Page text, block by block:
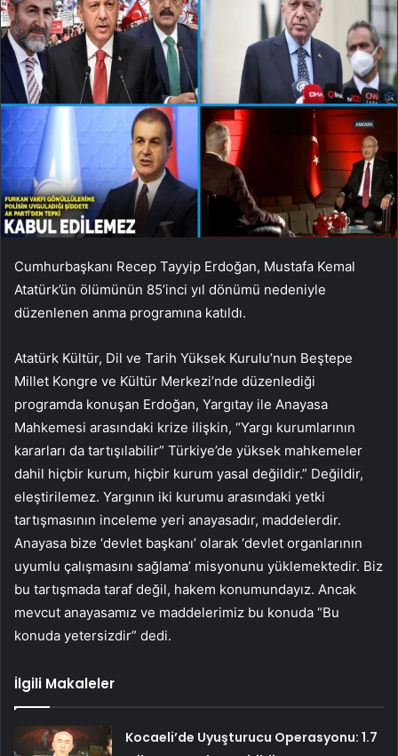
Cumhurbaşkanı Recep Tayyip Erdoğan, Mustafa Kemal
Atatürk’ün ölümünün 85’inci yıl dönümü nedeniyle
düzenlenen anma programına katıldı.
Atatürk Kültür, Dil ve Tarih Yüksek Kurulu’nun Beştepe
Millet Kongre ve Kültür Merkezi’nde düzenlediği
programda konuşan Erdoğan, Yargıtay ile Anayasa
Mahkemesi arasındaki krize ilişkin, “Yargı kurumlarının
kararları da tartışılabilir” Türkiye’de yüksek mahkemeler
dahil hiçbir kurum, hiçbir kurum yasal değildir.” Değildir,
eleştirilemez. Yargının iki kurumu arasındaki yetki
tartışmasının inceleme yeri anayasadır, maddelerdir.
Anayasa bize ‘devlet başkanı’ olarak ‘devlet organlarının
uyumlu çalışmasını sağlama’ misyonunu yüklemektedir. Biz
bu tartışmada taraf değil, hakem konumundayız. Ancak
mevcut anayasamız ve maddelerimiz bu konuda “Bu
konuda yetersizdir” dedi.
İlgili Makaleler
Kocaeli’de Uyuşturucu Operasyonu: 1.7